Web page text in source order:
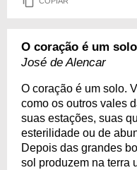
O coração é um solo
José de Alencar
O coração é um solo.
como os outros vales
suas estações, suas
esterilidade ou de
Depois das grandes
sol produzem na terra